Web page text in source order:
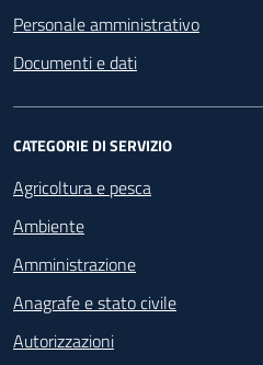
Personale amministrativo
Documenti e dati
CATEGORIE DI SERVIZIO
Agricoltura e pesca
Ambiente
Amministrazione
Anagrafe e stato civile
Autorizzazioni